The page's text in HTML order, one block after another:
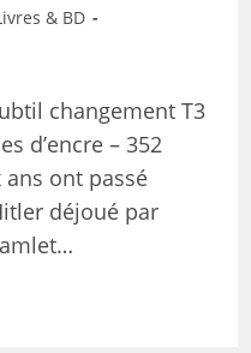
& BD
changement T3
d’encre – 352
ans ont passé
déjoué par